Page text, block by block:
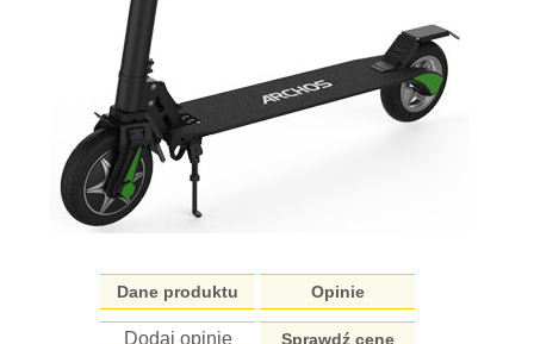
Dane produktu Opinie
Dodaj opinię Sprawdź cenę